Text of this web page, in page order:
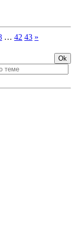
… 42 43 »